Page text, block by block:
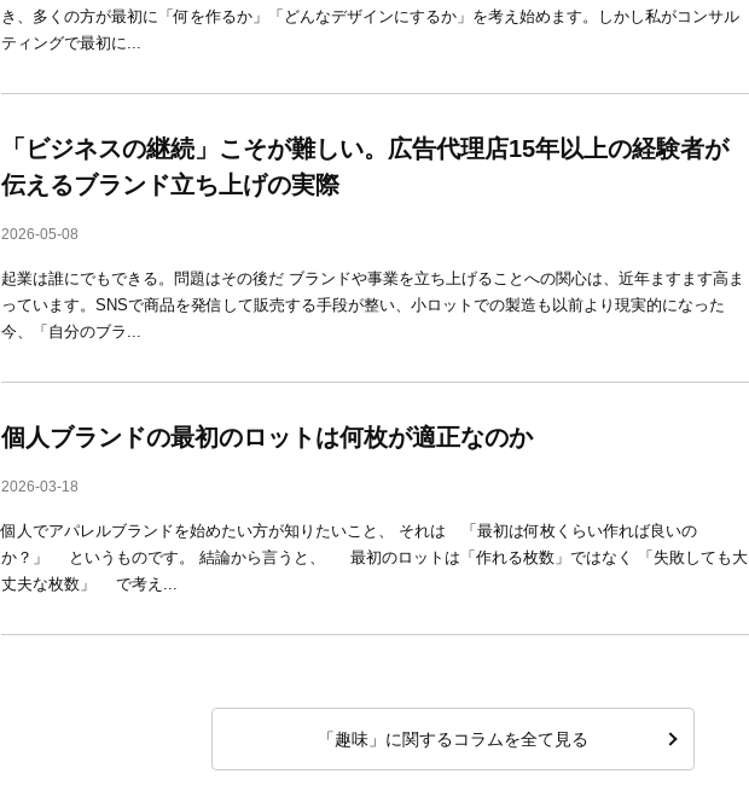
き、多くの方が最初に「何を作るか」「どんなデザインにするか」を考え始めます。しかし私がコンサル
ティングで最初に...
「ビジネスの継続」こそが難しい。広告代理店15年以上の経験者が
伝えるブランド立ち上げの実際
2026-05-08
起業は誰にでもできる。問題はその後だ ブランドや事業を立ち上げることへの関心は、近年ますます高ま
っています。SNSで商品を発信して販売する手段が整い、小ロットでの製造も以前より現実的になった
今、「自分のブラ...
個人ブランドの最初のロットは何枚が適正なのか
2026-03-18
個人でアパレルブランドを始めたい方が知りたいこと、 それは 「最初は何枚くらい作れば良いの
か？」 というものです。 結論から言うと、 最初のロットは「作れる枚数」ではなく 「失敗しても大
丈夫な枚数」 で考え...
「趣味」に関するコラムを全て見る